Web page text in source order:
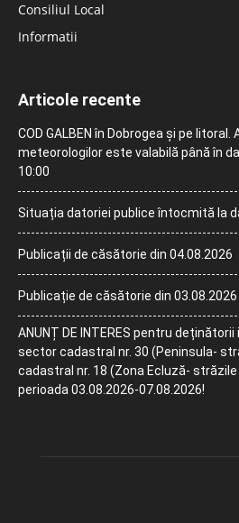
Consiliul Local
Informatii
Articole recente
COD GALBEN în Dobrogea și pe litoral.
meteorologilor este valabilă până în
10:00
Situația datoriei publice întocmită la
Publicații de căsătorie din 04.08.2026
Publicație de căsătorie din 03.08.2026
ANUNȚ DE INTERES pentru
sector cadastral nr. 30 (Peninsula-
cadastral nr. 18 (Zona Ecluză-
perioada 03.08.2026-07.08.2026!